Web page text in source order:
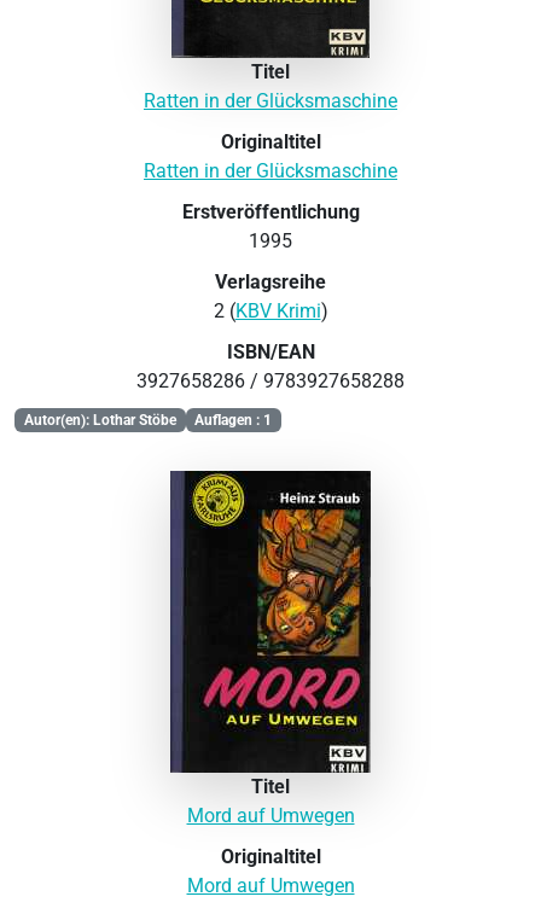
Titel
Ratten in der Glücksmaschine
Originaltitel
Ratten in der Glücksmaschine
Erstveröffentlichung
1995
Verlagsreihe
2 (KBV Krimi)
ISBN/EAN
3927658286 / 9783927658288
Autor(en): Lothar Stöbe Auflagen : 1
Titel
Mord auf Umwegen
Originaltitel
Mord auf Umwegen